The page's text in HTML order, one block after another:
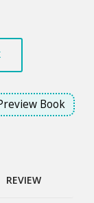
অলংকারটির জন্য এতটুকু
অনেক আগ্রহে, আজ
এসেছে বেশ
বদলে আর এক সেট
প্রকাশ করে
Book
REVIEW